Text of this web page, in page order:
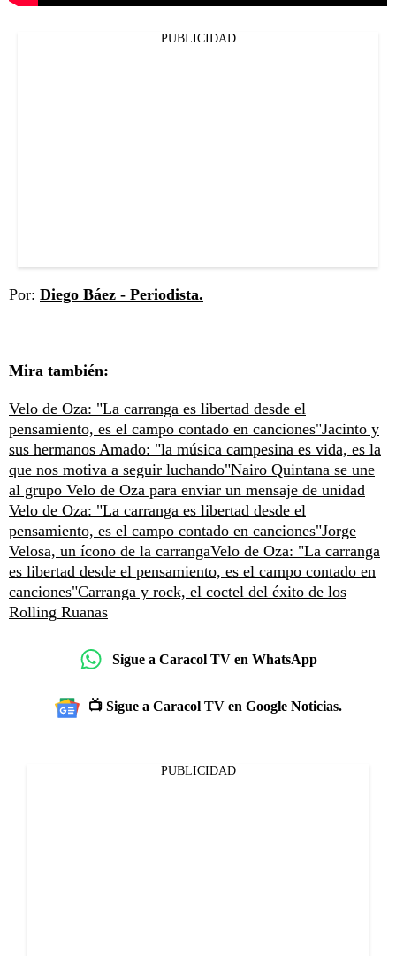
PUBLICIDAD
Por: Diego Báez - Periodista.
Mira también:
Velo de Oza: "La carranga es libertad desde el
pensamiento, es el campo contado en canciones"Jacinto y
sus hermanos Amado: "la música campesina es vida, es la
que nos motiva a seguir luchando"Nairo Quintana se une
al grupo Velo de Oza para enviar un mensaje de unidad
Velo de Oza: "La carranga es libertad desde el
pensamiento, es el campo contado en canciones"Jorge
Velosa, un ícono de la carrangaVelo de Oza: "La carranga
es libertad desde el pensamiento, es el campo contado en
canciones"Carranga y rock, el coctel del éxito de los
Rolling Ruanas
Sigue a Caracol TV en WhatsApp
📺 Sigue a Caracol TV en Google Noticias.
PUBLICIDAD